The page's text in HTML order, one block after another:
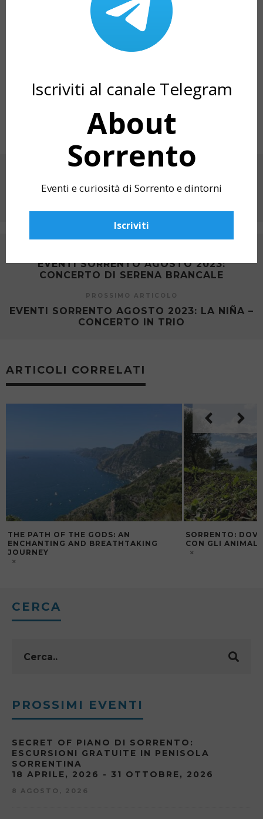
EMANUEL ZONCATO (Italia)
Spagna
MARJAN FAHIMI (Iran)
WAKED SAYED (Egitto)
EVENTI SORRENTO AGOSTO 2023:
CONCERTO DI SERENA BRANCALE
PROSSIMO ARTICOLO
EVENTI SORRENTO AGOSTO 2023: LA NIÑA –
CONCERTO IN TRIO
ARTICOLI CORRELATI
THE PATH OF THE GODS: AN
ENCHANTING AND BREATHTAKING
JOURNEY
SORRENTO:
CON GLI ANIMALI
CERCA
PROSSIMI EVENTI
SECRET OF PIANO DI SORRENTO:
ESCURSIONI GRATUITE IN PENISOLA
SORRENTINA
18 APRILE, 2026 - 31 OTTOBRE, 2026
8 AGOSTO, 2026
Iscriviti al canale Telegram
About
Sorrento
Eventi e curiosità di Sorrento e dintorni
Iscriviti